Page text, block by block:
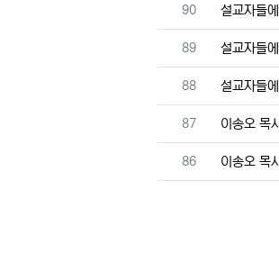
번호
90 설교자들
번호
89 설교자들
번호
88 설교자들
번호
87 이송오 목
번호
86 이송오 목